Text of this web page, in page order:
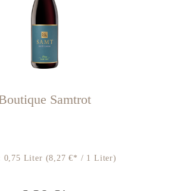
Samtrot
0,75 Liter (8,27 €* / 1 Liter)